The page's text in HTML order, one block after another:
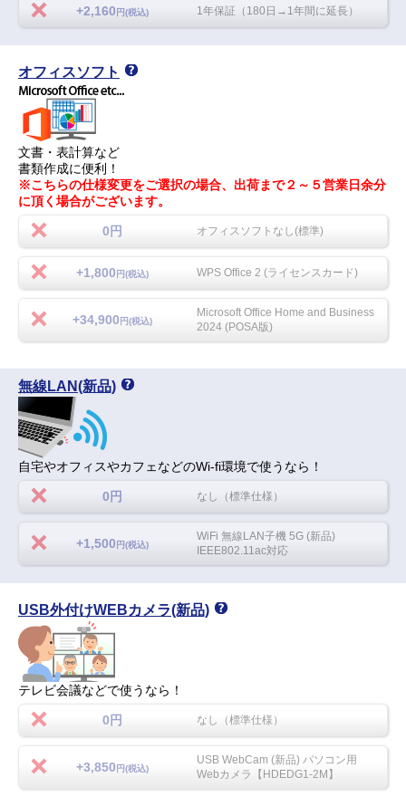
+2,160 円(税込) 1年保証（180日→1年間に延長）
オフィスソフト
文書・表計算など
書類作成に便利！
※こちらの仕様変更をご選択の場合、出荷まで２～５営業日余分
に頂く場合がございます。
0円 オフィスソフトなし(標準)
+1,800 円(税込) WPS Office 2 (ライセンスカード)
+34,900 円(税込)
Microsoft Office Home and Business
2024 (POSA版)
無線LAN(新品)
自宅やオフィスやカフェなどのWi-fi環境で使うなら！
0円 なし（標準仕様）
+1,500 円(税込)
WiFi 無線LAN子機 5G (新品)
IEEE802.11ac対応
USB外付けWEBカメラ(新品)
テレビ会議などで使うなら！
0円 なし（標準仕様）
+3,850 円(税込)
USB WebCam (新品) パソコン用
Webカメラ【HDEDG1-2M】